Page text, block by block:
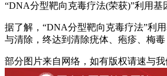
“DNA分型靶向克毒疗法(荣获)”利用
据了解，“DNA分型靶向克毒疗法”利
与清除，终达到清除疣体、疱疹、梅毒
部分图片来自网络，如有版权请速与我